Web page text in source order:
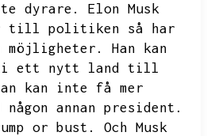
dyrare.
Elon Musk
till politiken så har
möjligheter.
Han kan
i ett nytt land till
kan inte få mer
annan president.
or bust.
Och Musk